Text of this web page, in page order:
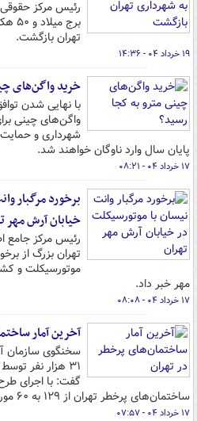
رئیس مرکز حقوقی
تهران بازگشت.
۱۹ خرداد ۰۴ - ۱۴:۳۶
خرید واگن‌های
با نهایی شدن
واگن‌های چینی
شهرداری و حمایت
پایان سال وارد ناوگان خواهند شد.
۱۷ خرداد ۰۴ - ۰۸:۲۱
برخورد مرگبار
خیابان آرش مهر
رئیس مرکز جامع
تهران بزرگ از
موتورسیکلت و
مهر خبر داد.
۱۷ خرداد ۰۴ - ۰۸:۰۸
آخرین آمار
سخنگوی سازمان
۳۱ هزار نفر
گفت: با اجرای
ساختمان‌های پرخطر تهران از ۱۲۹ به ۶۰ مورد کاهش یافته است.
۱۷ خرداد ۰۴ - ۰۷:۵۷